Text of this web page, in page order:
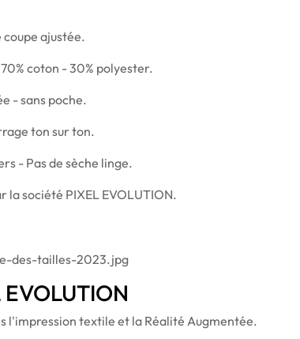
coupe ajustée.
coton - 30% polyester.
- sans poche.
ton sur ton.
- Pas de sèche linge.
la société PIXEL EVOLUTION.
l'impression textile et la Réalité Augmentée.